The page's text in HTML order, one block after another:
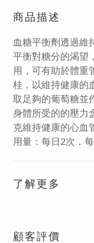
商品描述
血糖平衡劑透過維
平衡對糖分的渴望
用，可有助於體重
桂，以維持健康的
取足夠的葡萄糖並
身體所受的的壓力
克維持健康的心血
用量：每日2次，
了解更多
顧客評價